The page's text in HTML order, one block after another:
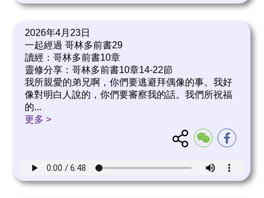
2026年4月23日
一起經過 哥林多前書29
讀經：哥林多前書10章
靈修分享：哥林多前書10章14-22節
我所親愛的弟兄啊，你們要逃避拜偶像的事。我好
像對明白人說的，你們要審察我的話。我們所祝福
的...
更多 >